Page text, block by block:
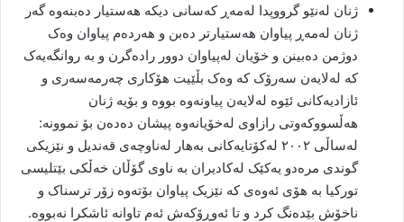
ژنان لەنێو گرووپدا لەمەڕ کەسانی دیکە هەستیار دەبنەوە گەر
ژنان لەمەڕ پیاوان هەستیارتر دەبن و هەردەم پیاوان وەک
دوژمن دەبینن و خۆیان لەپیاوان دوور رادەگرن و بە روانگەیەک
کە لەلایەن سەرۆک کە وەک بڵێیت هۆکاری چەرمەسەری و
ئازادیەکانی ئێوە لەلایەن پیاونەوە بووە و بۆیە ژنان
هەڵسووکەوتی رازاوی لەخۆیانەوە پیشان دەدەن بۆ نموونە:
لەساڵی ۲۰۰۲ لەکۆتایەکانی بەهار لەناوچەی قەندیل و نێزیکی
گوندی مرەدو یەکێک لەکادیران بە ناوی گۆڵان خەڵکی بێتلیسی
تورکیا بە هۆی ئەوەی کە نێزیک پیاوان بۆتەوە زۆر ترسناک و
ناخۆش بێدەنگ کرد و تا ئەوڕۆکەش ئەم تاوانە ئاشکرا نەبووە.